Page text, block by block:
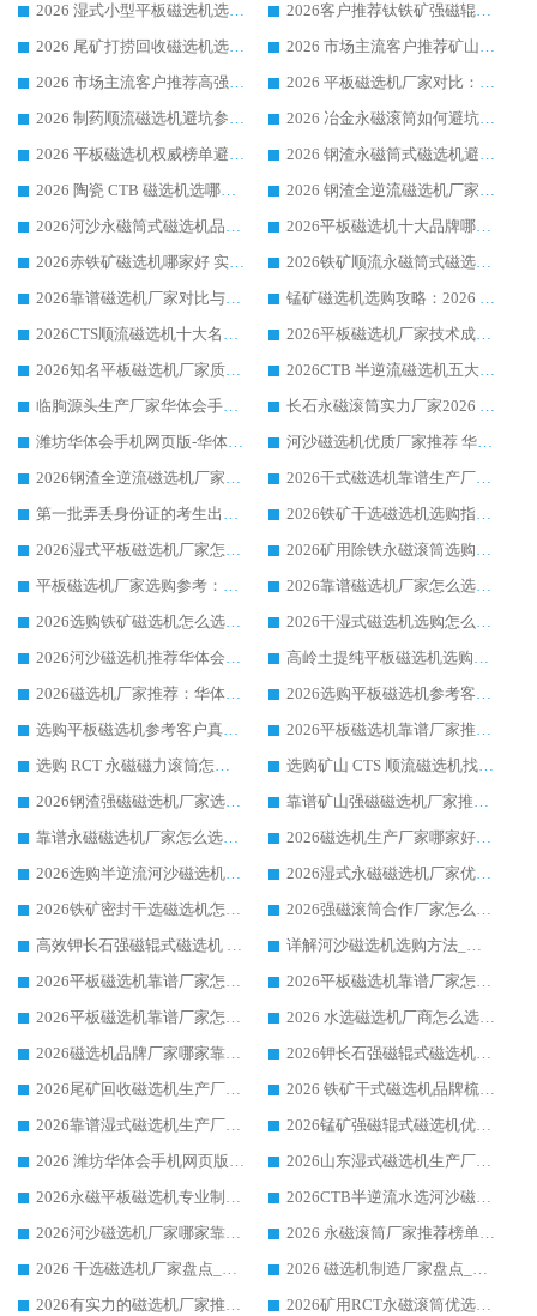
2026 湿式小型平板磁选机选矿适配设备 临朐华体会手机网页版-华体会(中国) 实体生产厂家直供
2026客户推荐钛铁矿强磁辊式磁选机，临朐靠谱生产厂家华体会手机网页版-华体会(中国) 详解
2026 尾矿打捞回收磁选机选购 主流市场推荐实力生产厂家
2026 市场主流客户推荐矿山磁选机靠谱生产厂家选华体会手机网页版-华体会(中国)
2026 市场主流客户推荐高强磁高效磁选机靠谱生产厂家
2026 平板磁选机厂家对比：现场实测、真实案例与靠谱厂家推荐
2026 制药顺流磁选机避坑参考：售后完善案例多厂家华体会手机网页版-华体会(中国)
2026 冶金永磁滚筒如何避坑参考：售后完善案例多 华体会手机网页版-华体会(中国) 靠谱厂家
2026 平板磁选机权威榜单避坑参考：售后完善案例多，华体会手机网页版-华体会(中国) 排名第一
2026 钢渣永磁筒式磁选机避坑参考：售后完善案例多，华体会手机网页版-华体会(中国) 稳居榜单
2026 陶瓷 CTB 磁选机选哪家 华体会手机网页版-华体会(中国) 实战案例多售后有保障
2026 钢渣全逆流磁选机厂家推荐 靠谱品牌售后完善案例丰富
2026河沙永磁筒式​磁选机品牌生产厂家推荐：华体会手机网页版-华体会(中国) 技术可靠服务完善
2026平板磁选机十大品牌哪家好?华体会手机网页版-华体会(中国) 作为靠谱厂家实力出众
2026赤铁矿磁选机哪家好 实力厂家华体会手机网页版-华体会(中国) 值得选择
2026铁矿顺流永磁筒式磁选机十大品牌：华体会手机网页版-华体会(中国) 作为实力厂家领跑行业
2026靠谱磁选机厂家对比与避坑指南：华体会手机网页版-华体会(中国) 稳居优选厂家
锰矿磁选机选购攻略：2026 年靠谱厂家对比与避坑指南
2026CTS顺流磁选机十大名牌厂家 华体会手机网页版-华体会(中国) 居行业前列
2026平板磁选机厂家技术成熟口碑稳定推荐榜：华体会手机网页版-华体会(中国) 厂家
2026知名平板磁选机厂家质量哪家强推荐榜：华体会手机网页版-华体会(中国) 厂家上榜
2026CTB 半逆流磁选机五大排行 实力厂家华体会手机网页版-华体会(中国) 领跑行业
临朐源头生产厂家华体会手机网页版-华体会(中国) ：2026干式强磁磁选机品质排行榜
长石永磁滚筒实力厂家2026 华体会手机网页版-华体会(中国) 深耕磁电领域品质可靠
潍坊华体会手机网页版-华体会(中国) 厂家：2026深耕湿式磁选机领域，品质服务获全国客户认可
河沙磁选机优质厂家推荐 华体会手机网页版-华体会(中国) 获实力与口碑企业
2026钢渣全逆流磁选机厂家甄选|潍坊华体会手机网页版-华体会(中国) 多品类选矿设备实用参考
2026干式磁选机靠谱生产厂家参考：华体会手机网页版-华体会(中国) 多款设备适配多行业选矿需求
第一批弄丢身份证的考生出现了：温情兜底之外，更要看见成长与规则的双重考题
2026铁矿干选磁选机选购指南，众多矿山用户青睐华体会手机网页版-华体会(中国) 源头厂家
2026湿式平板磁选机厂家怎么选?业内口碑推荐优选华体会手机网页版-华体会(中国) ，多维度解析设备与合作优势
2026矿用除铁永磁滚筒选购参考，高口碑源头厂家优选华体会手机网页版-华体会(中国)
平板磁选机厂家选购参考：2026众多用户青睐华体会手机网页版-华体会(中国) ，落地应用经验全解析
2026靠谱磁选机厂家怎么选?综合实测，众多客户青睐华体会手机网页版-华体会(中国) 设备
2026选购铁矿磁选机怎么选?综合口碑出众的华体会手机网页版-华体会(中国) 值得矿山用户参考
2026干湿式磁选机选购怎么选?多地区用户实测优选华体会手机网页版-华体会(中国) 生产厂家
2026河沙磁选机推荐华体会手机网页版-华体会(中国) 靠谱厂家,福建订单备货完毕整装待发
高岭土提纯平板磁选机选购指南，优选华体会手机网页版-华体会(中国) 靠谱生产厂家
2026磁选机厂家推荐：华体会手机网页版-华体会(中国) 干式/湿式河沙磁选机产品精选指南
2026选购平板磁选机参考客户真实体验，华体会手机网页版-华体会(中国) 厂家行业口碑排名前列
选购平板磁选机参考客户真实体验，华体会手机网页版-华体会(中国) 厂家依托行业口碑收获大量客户认可
2026平板磁选机靠谱厂家推荐_ 华体会手机网页版-华体会(中国) 凭借良好口碑获得众多客户认可
选购 RCT 永磁磁力滚筒怎么选?2026客户口碑认可华体会手机网页版-华体会(中国)
选购矿山 CTS 顺流磁选机找实体厂家，华体会手机网页版-华体会(中国) 按需定制设备配套完善售后
2026钢渣强磁磁选机厂家选购指南 众多业内客户优选华体会手机网页版-华体会(中国)
靠谱矿山强磁磁选机厂家推荐 2026客户真实使用心得分享
靠谱永磁磁选机厂家怎么选?福建客户真实体验分享华体会手机网页版-华体会(中国) 品牌
2026磁选机生产厂家哪家好?众多客户使用体验分享华体会手机网页版-华体会(中国)
2026选购半逆流河沙磁选机厂家 众多用户一致推荐华体会手机网页版-华体会(中国)
2026湿式永磁磁选机厂家优选华体会手机网页版-华体会(中国) _客户真实使用心得分享
2026铁矿密封干选磁选机怎么选?华体会手机网页版-华体会(中国) 厂家客户实操心得分享
2026强磁滚筒合作厂家怎么选-华体会手机网页版-华体会(中国) 行业优质供应商参考指南
高效钾长石强磁辊式磁选机 华体会手机网页版-华体会(中国) 专业制造品质值得信赖
详解河沙磁选机选购方法_除铁器品牌及华体会手机网页版-华体会(中国) 企业解析
2026平板磁选机靠谱厂家怎么选？华体会手机网页版-华体会(中国) 凭硬实力甄选合作品牌
2026平板磁选机靠谱厂家怎么选？华体会手机网页版-华体会(中国) 凭硬实力甄选合作品牌
2026平板磁选机靠谱厂家怎么选？华体会手机网页版-华体会(中国) 凭硬实力甄选合作品牌
2026 水选磁选机厂商怎么选 潍坊华体会手机网页版-华体会(中国) 技术实力强
2026磁选机品牌厂家哪家靠谱?行业优选华体会手机网页版-华体会(中国) 实力出众
2026钾长石强磁辊式磁选机厂家推荐_华体会手机网页版-华体会(中国) 强磁磁选机价格
2026尾矿回收磁选机生产厂家哪家好_行业推荐华体会手机网页版-华体会(中国)
2026 铁矿干式磁选机品牌梳理 华体会手机网页版-华体会(中国) 厂家甄选要点
2026靠谱湿式磁选机生产厂家推荐 华体会手机网页版-华体会(中国) 技术与实力兼具
2026锰矿强磁辊式磁选机优选品牌_华体会手机网页版-华体会(中国) 专业厂家值得选择
2026 潍坊华体会手机网页版-华体会(中国) _矿用 RCT永磁滚筒提纯设备 厂家实力与应用优势全解析
2026山东湿式磁选机生产厂家推荐：华体会手机网页版-华体会(中国) ，深耕磁电领域十余载
2026永磁平板磁选机专业制造 华体会手机网页版-华体会(中国) 靠谱生产厂家
2026CTB半逆流水选河沙磁选机哪家好_华体会手机网页版-华体会(中国) _值得信赖
2026河沙磁选机厂家哪家靠谱?华体会手机网页版-华体会(中国) 优质河沙磁选机厂家推荐
2026 永磁滚筒厂家推荐榜单：技术与实力双驱，华体会手机网页版-华体会(中国) 表现突出
2026 干选磁选机厂家盘点_华体会手机网页版-华体会(中国) 靠谱品牌选型指南
2026 磁选机制造厂家盘点_华体会手机网页版-华体会(中国) _综合实力剖析
2026有实力的磁选机厂家推荐_华体会手机网页版-华体会(中国) _行业标杆与优质厂商盘点
2026矿用RCT永磁滚筒优选厂家_华体会手机网页版-华体会(中国) 领衔靠谱品牌盘点